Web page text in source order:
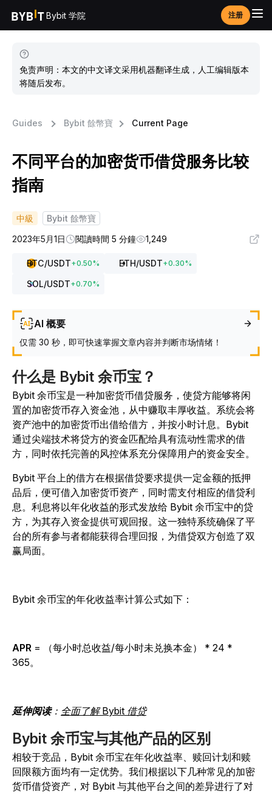
Bybit 学院 注册
免责声明：本文的中文译文采用机器翻译生成，人工编辑版本
将随后发布。
Guides Bybit 餘幣寶 Current Page
不同平台的加密货币借贷服务比较
指南
中級
Bybit 餘幣寶
2023年5月1日
閱讀時間 5 分鐘 1,249
BTC/USDT+0.50% ETH/USDT+0.30%
SOL/USDT+0.70%
AI 概要
仅需 30 秒，即可快速掌握文章内容并判断市场情绪！
什么是 Bybit 余币宝？
Bybit 余币宝是一种加密货币借贷服务，使贷方能够将闲
置的加密货币存入资金池，从中赚取丰厚收益。系统会将
资产池中的加密货币出借给借方，并按小时计息。Bybit
通过尖端技术将贷方的资金匹配给具有流动性需求的借
方，同时依托完善的风控体系充分保障用户的资金安全。
Bybit 平台上的借方在根据借贷要求提供一定金额的抵押
品后，便可借入加密货币资产，同时需支付相应的借贷利
息。利息将以年化收益的形式发放给 Bybit 余币宝中的贷
方，为其存入资金提供可观回报。这一独特系统确保了平
台的所有参与者都能获得合理回报，为借贷双方创造了双
赢局面。
Bybit 余币宝的年化收益率计算公式如下：
APR = （每小时总收益/每小时未兑换本金） * 24 *
365。
延伸阅读： 全面了解 Bybit 借贷
Bybit 余币宝与其他产品的区别
相较于竞品，Bybit 余币宝在年化收益率、赎回计划和赎
回限额方面均有一定优势。我们根据以下几种常见的加密
货币借贷资产，对 Bybit 与其他平台之间的差异进行了对